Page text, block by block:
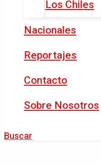
Los Chiles
Nacionales
Reportajes
Contacto
Sobre Nosotros
Buscar